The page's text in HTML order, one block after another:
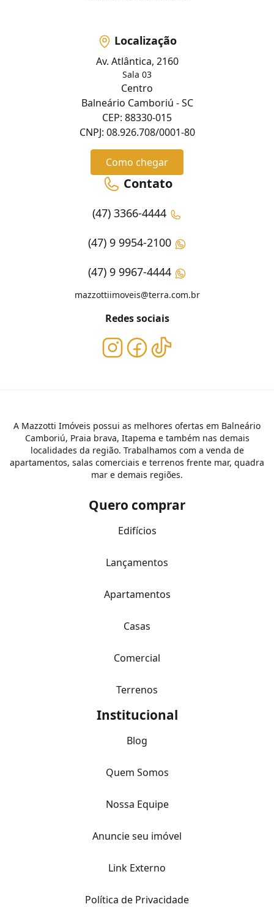
Localização
Av. Atlântica, 2160
Sala 03
Centro
Balneário Camboriú - SC
CEP: 88330-015
CNPJ: 08.926.708/0001-80
Como chegar
Contato
(47) 3366-4444
(47) 9 9954-2100
(47) 9 9967-4444
mazzottiimoveis@terra.com.br
Redes sociais
A Mazzotti Imóveis possui as melhores ofertas em Balneário
Camboriú, Praia brava, Itapema e também nas demais
localidades da região. Trabalhamos com a venda de
apartamentos, salas comerciais e terrenos frente mar, quadra
mar e demais regiões.
Quero comprar
Edifícios
Lançamentos
Apartamentos
Casas
Comercial
Terrenos
Institucional
Blog
Quem Somos
Nossa Equipe
Anuncie seu imóvel
Link Externo
Política de Privacidade